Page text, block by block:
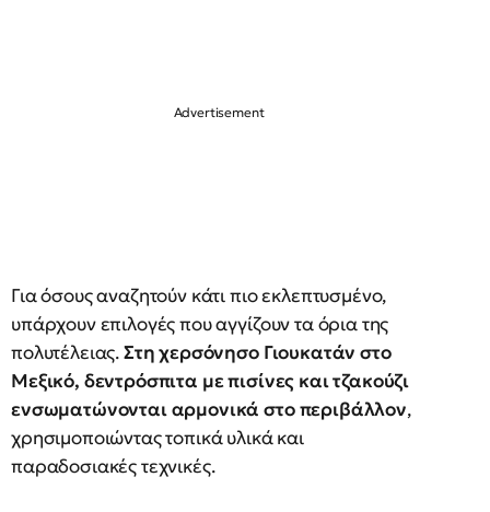
Για όσους αναζητούν κάτι πιο εκλεπτυσμένο,
υπάρχουν επιλογές που αγγίζουν τα όρια της
πολυτέλειας.Στη χερσόνησο Γιουκατάν στο
Μεξικό, δεντρόσπιτα με πισίνες και τζακούζι
ενσωματώνονται αρμονικά στο περιβάλλον,
χρησιμοποιώντας τοπικά υλικά και
παραδοσιακές τεχνικές.